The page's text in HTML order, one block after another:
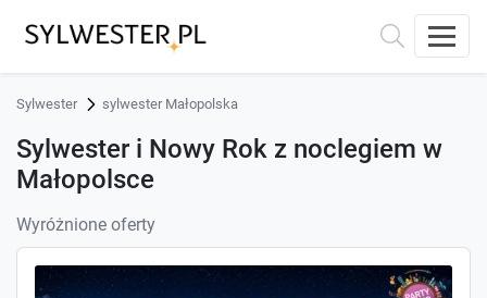
Sylwester sylwester Małopolska
Sylwester i Nowy Rok z noclegiem w
Małopolsce
Wyróżnione oferty